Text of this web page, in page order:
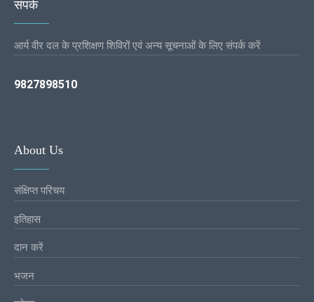
संपर्क
आर्य वीर दल के प्रशिक्षण शिविरों एवं अन्य सूचनाओं के लिए संपर्क करें
9827898510
About Us
संक्षिप्त परिचय
इतिहास
दान करें
भजन